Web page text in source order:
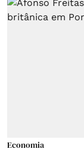
Economia